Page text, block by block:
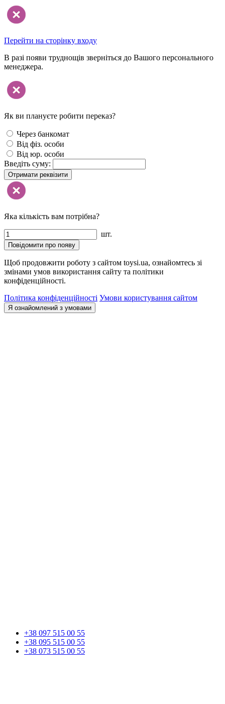
Перейти на сторінку входу
В разі появи труднощів зверніться до Вашого персонального
менеджера.
Як ви плануєте робити переказ?
Через банкомат
Від фіз. особи
Від юр. особи
Введіть суму:
Отримати реквізити
Яка кількість вам потрібна?
шт.
Повідомити про появу
Щоб продовжити роботу з сайтом toysi.ua, ознайомтесь зі
змінами умов використання сайту та політики
конфіденційності.
Політика конфіденційності Умови користування сайтом
Я ознайомлений з умовами
+38 097 515 00 55
+38 095 515 00 55
+38 073 515 00 55